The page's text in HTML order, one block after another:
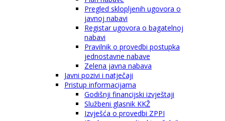
Pregled sklopljenih ugovora o
javnoj nabavi
Registar ugovora o bagatelnoj
nabavi
Pravilnik o provedbi postupka
jednostavne nabave
Zelena javna nabava
Javni pozivi i natječaji
Pristup informacijama
Godišnji financijski izvještaji
Službeni glasnik KKŽ
Izvješća o provedbi ZPPI